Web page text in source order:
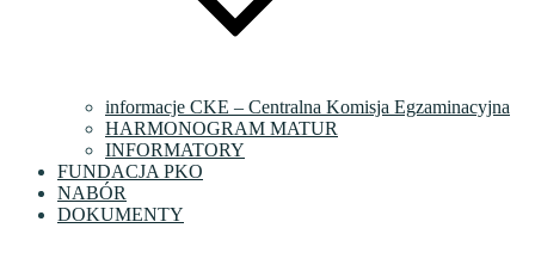
informacje CKE – Centralna Komisja Egzaminacyjna
HARMONOGRAM MATUR
INFORMATORY
FUNDACJA PKO
NABÓR
DOKUMENTY